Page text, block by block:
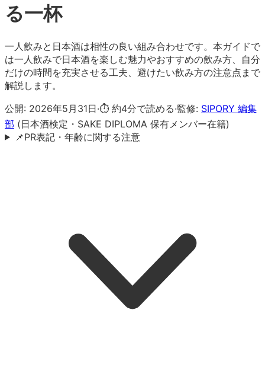
る一杯
一人飲みと日本酒は相性の良い組み合わせです。本ガイドで
は一人飲みで日本酒を楽しむ魅力やおすすめの飲み方、自分
だけの時間を充実させる工夫、避けたい飲み方の注意点まで
解説します。
公開: 2026年5月31日·⏱ 約4分で読める·監修: SIPORY 編集
部 (日本酒検定・SAKE DIPLOMA 保有メンバー在籍)
📌PR表記・年齢に関する注意